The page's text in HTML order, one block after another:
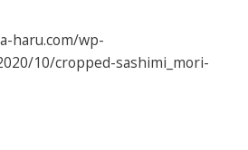
haru.com/wp-
10/cropped-sashimi_mori-